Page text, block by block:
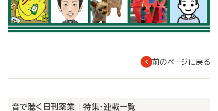
前のページに戻る
音で聴く日刊薬業 | 特集・連載一覧